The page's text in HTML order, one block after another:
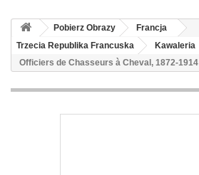
Pobierz Obrazy
Francja
Trzecia Republika Francuska
Kawaleria
Officiers de Chasseurs à Cheval, 1872-1914